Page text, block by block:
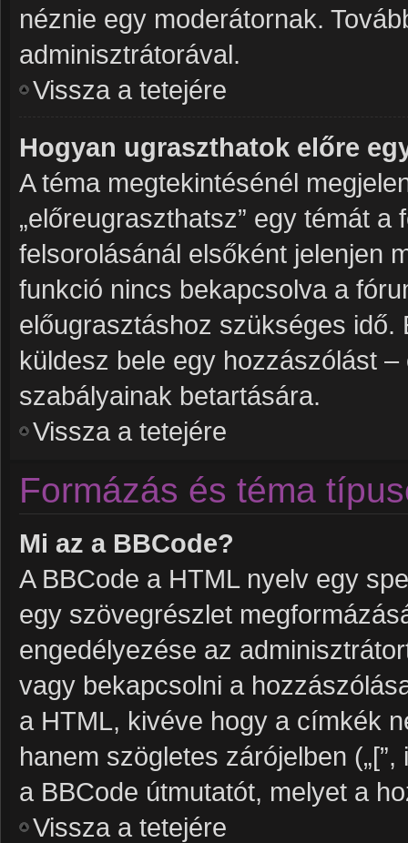
néznie egy moderátornak.
adminisztrátorával.
Vissza a tetejére
Hogyan ugraszthatok előre
A téma megtekintésénél
„előreugraszthatsz” egy témát
felsorolásánál elsőként jelenjen
funkció nincs bekapcsolva a
előugrasztáshoz szükséges
küldesz bele egy hozzászólást
szabályainak betartására.
Vissza a tetejére
Formázás és téma
Mi az a BBCode?
A BBCode a HTML nyelv egy
egy szövegrészlet
engedélyezése az
vagy bekapcsolni a
a HTML, kivéve hogy a címkék
hanem szögletes zárójelben
a BBCode útmutatót, melyet a
Vissza a tetejére